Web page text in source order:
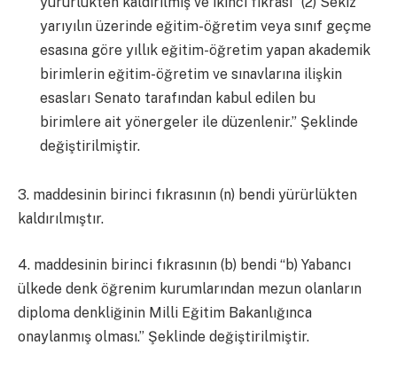
yarıyılın üzerinde eğitim-öğretim veya sınıf geçme
esasına göre yıllık eğitim-öğretim yapan akademik
birimlerin eğitim-öğretim ve sınavlarına ilişkin
esasları Senato tarafından kabul edilen bu
birimlere ait yönergeler ile düzenlenir.” Şeklinde
değiştirilmiştir.
3. maddesinin birinci fıkrasının (n) bendi yürürlükten
kaldırılmıştır.
4. maddesinin birinci fıkrasının (b) bendi “b) Yabancı
ülkede denk öğrenim kurumlarından mezun olanların
diploma denkliğinin Milli Eğitim Bakanlığınca
onaylanmış olması.” Şeklinde değiştirilmiştir.